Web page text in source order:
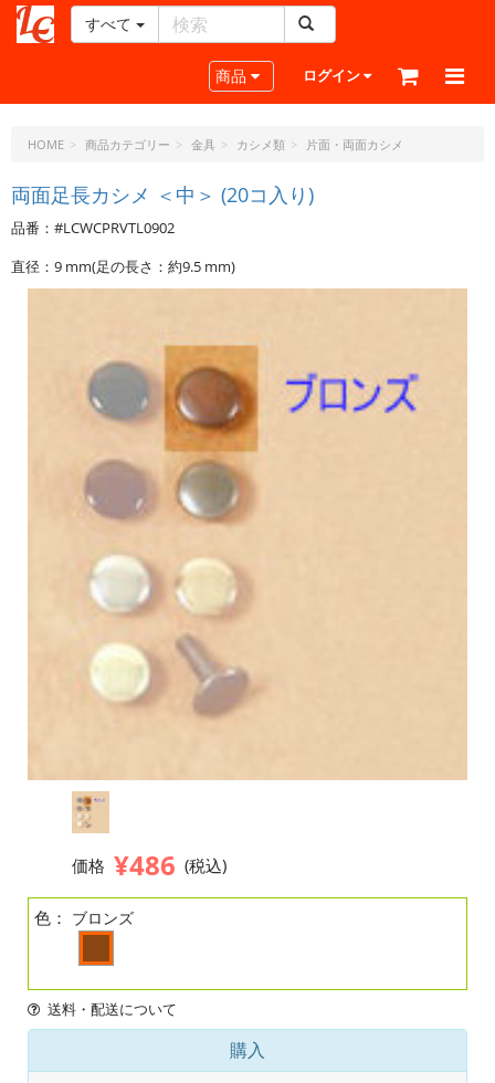
ー
ラ
ト・
ド
ッ
ト・
ジ
すべて
Toggle navigation
商品 ログイン
HOME 商品カテゴリー 金具 カシメ類 片面・両面カシメ
両面足長カシメ ＜中＞ (20コ入り)
品番：#LCWCPRVTL0902
直径：9 mm(足の長さ：約9.5 mm)
価格 ¥486 (税込)
色： ブロンズ
送料・配送について
購入